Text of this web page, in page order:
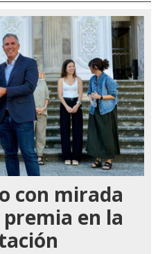
con mirada
en la